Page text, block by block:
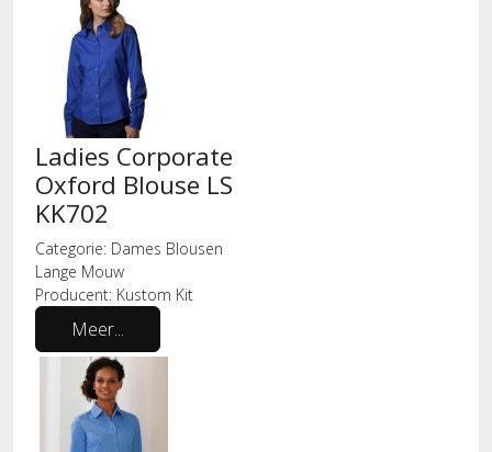
Ladies Corporate
Oxford Blouse LS
KK702
Categorie: Dames Blousen
Lange Mouw
Producent: Kustom Kit
Meer...